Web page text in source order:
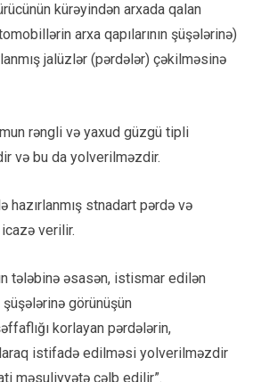
kürəyindən arxada qalan
arxa qapılarının şüşələrinə)
jalüzlər (pərdələr) çəkilməsinə
rəngli və yaxud güzgü tipli
və bu da yolverilməzdir.
hazırlanmış stnadart pərdə və
verilir.
tələbinə əsasən, istismar edilən
görünüşün
korlayan pərdələrin,
istifadə edilməsi yolverilməzdir
məsuliyyətə cəlb edilir”.